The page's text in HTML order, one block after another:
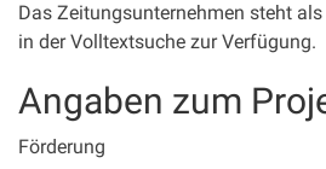
Das Zeitungsunternehmen steht
in der Volltextsuche zur Verfügung.
Angaben zum
Förderung